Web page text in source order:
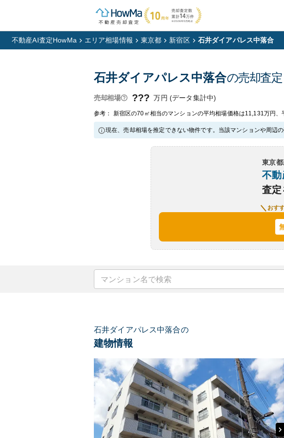
不動産AI査定HowMa エリア相場情報 東京都 新宿区 石井ダイアパレス中落合
石井ダイアパレス中落合の売却査
売却相場 ??? 万円 (データ集計中)
参考： 新宿区の70㎡相当のマンションの平均相場価格は11,131万円
現在、売却相場を推定できない物件です。当該マンションや周辺
東京
不動
査定
おす
石井ダイアパレス中落合の
建物情報